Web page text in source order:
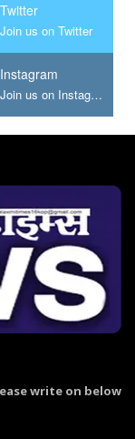
Twitter
Join us on Twitter
Instagram
Join us on Instagram
write on below